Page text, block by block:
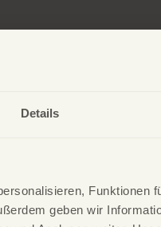
Details
Funktionen
geben wir
Beispiel 3, 6, 12 oder